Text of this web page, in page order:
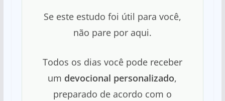
Se este estudo foi útil para você,
não pare por aqui.
Todos os dias você pode receber
um devocional personalizado,
preparado de acordo com o